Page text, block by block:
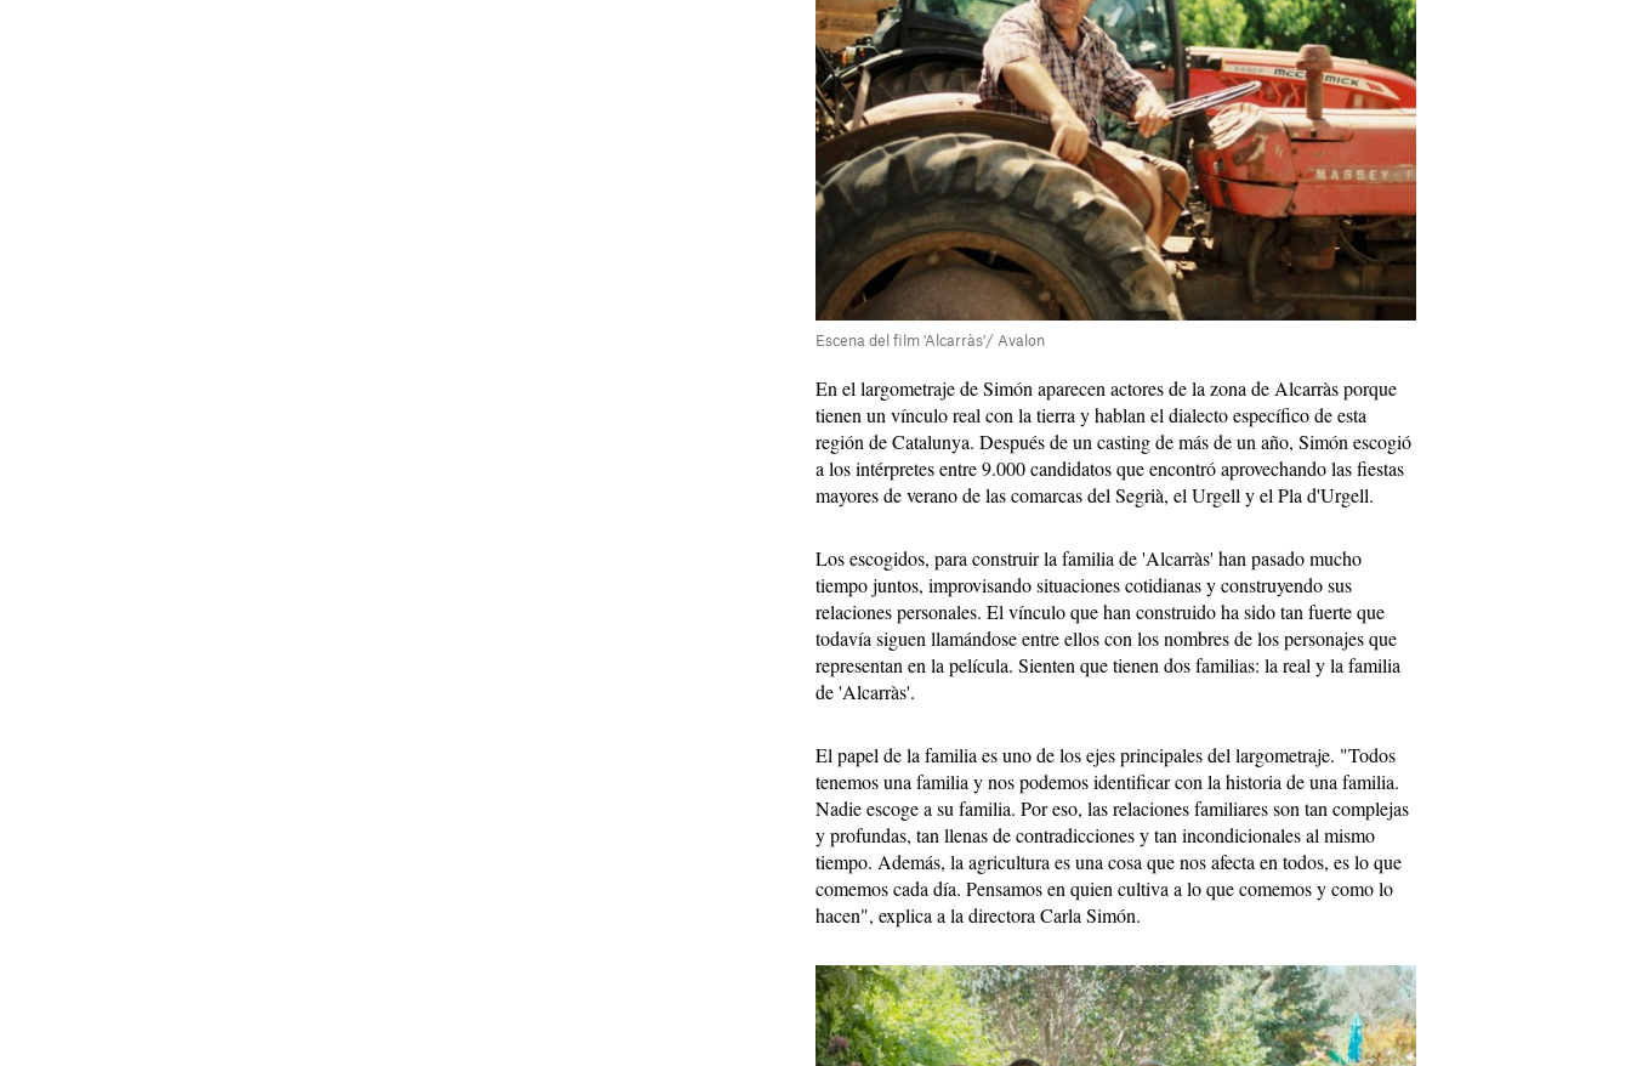
Escena del film 'Alcarràs'/ Avalon
En el largometraje de Simón aparecen actores de la zona de Alcarràs porque
tienen un vínculo real con la tierra y hablan el dialecto específico de esta
región de Catalunya. Después de un casting de más de un año, Simón escogió
a los intérpretes entre 9.000 candidatos que encontró aprovechando las fiestas
mayores de verano de las comarcas del Segrià, el Urgell y el Pla d'Urgell.
Los escogidos, para construir la familia de 'Alcarràs' han pasado mucho
tiempo juntos, improvisando situaciones cotidianas y construyendo sus
relaciones personales. El vínculo que han construido ha sido tan fuerte que
todavía siguen llamándose entre ellos con los nombres de los personajes que
representan en la película. Sienten que tienen dos familias: la real y la familia
de 'Alcarràs'.
El papel de la familia es uno de los ejes principales del largometraje. "Todos
tenemos una familia y nos podemos identificar con la historia de una familia.
Nadie escoge a su familia. Por eso, las relaciones familiares son tan complejas
y profundas, tan llenas de contradicciones y tan incondicionales al mismo
tiempo. Además, la agricultura es una cosa que nos afecta en todos, es lo que
comemos cada día. Pensamos en quien cultiva a lo que comemos y como lo
hacen", explica a la directora Carla Simón.